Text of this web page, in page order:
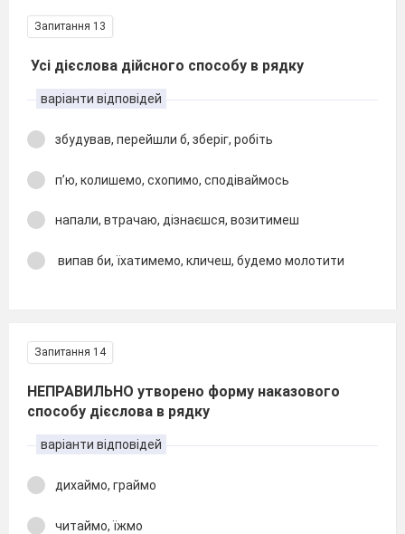
Запитання 13
Усі дієслова дійсного способу в рядку
варіанти відповідей
збудував, перейшли б, зберіг, робіть
п’ю, колишемо, схопимо, сподіваймось
напали, втрачаю, дізнаєшся, возитимеш
випав би, їхатимемо, кличеш, будемо молотити
Запитання 14
НЕПРАВИЛЬНО утворено форму наказового
способу дієслова в рядку
варіанти відповідей
дихаймо, граймо
читаймо, їжмо